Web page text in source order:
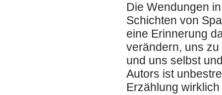
Die Wendungen
Schichten von
eine Erinnerung
verändern, uns
und uns selbst
Autors ist
Erzählung